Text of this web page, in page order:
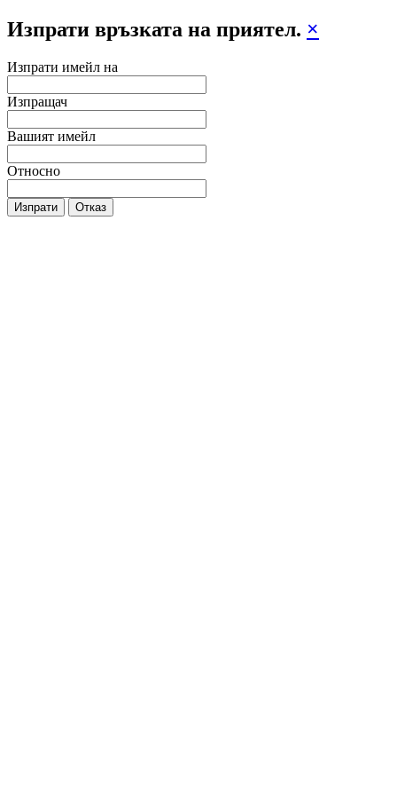
Изпрати връзката на приятел. ×
Изпрати имейл на
Изпращач
Вашият имейл
Относно
Изпрати Отказ